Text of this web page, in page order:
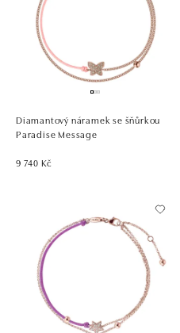
Diamantový náramek se šňůrkou
Paradise Message
9 740 Kč